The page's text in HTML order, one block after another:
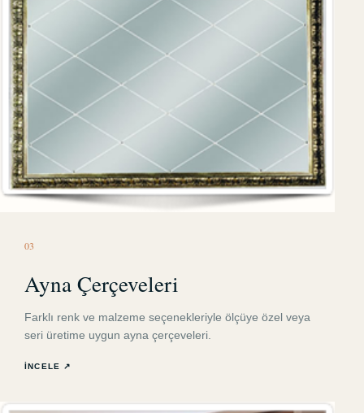
03
Ayna Çerçeveleri
Farklı renk ve malzeme seçenekleriyle ölçüye özel veya
seri üretime uygun ayna çerçeveleri.
İNCELE ↗